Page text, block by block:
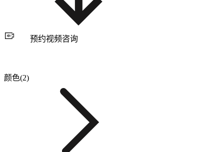
预约视频咨询
颜色(2)